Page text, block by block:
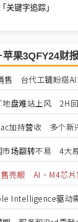
关键字追踪」
苹果3QFY24财
售 台代工链盼搭
地盘难站上风 2H
加持营收 多个新
市场翻转不易 4大
售亮眼 AI、M4芯
Intelligence驱动